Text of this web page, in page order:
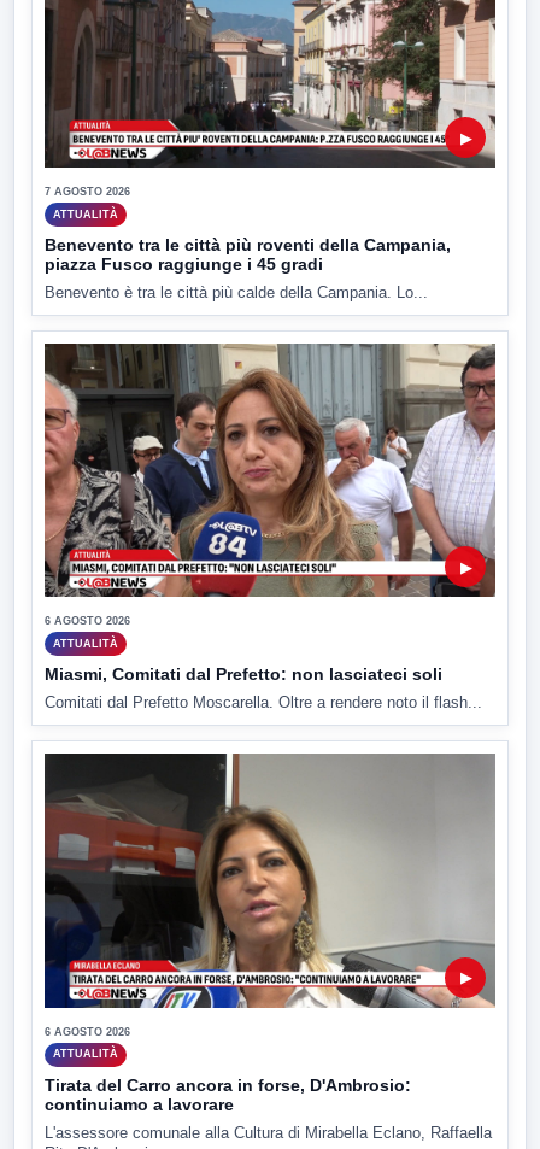
▶
7 AGOSTO 2026
ATTUALITÀ
Benevento tra le città più roventi della Campania,
piazza Fusco raggiunge i 45 gradi
Benevento è tra le città più calde della Campania. Lo...
▶
6 AGOSTO 2026
ATTUALITÀ
Miasmi, Comitati dal Prefetto: non lasciateci soli
Comitati dal Prefetto Moscarella. Oltre a rendere noto il flash...
▶
6 AGOSTO 2026
ATTUALITÀ
Tirata del Carro ancora in forse, D'Ambrosio:
continuiamo a lavorare
L'assessore comunale alla Cultura di Mirabella Eclano, Raffaella